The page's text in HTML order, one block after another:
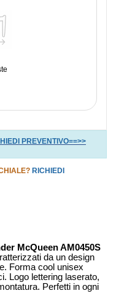
PREVENTIVO==>>
RICHIEDI
McQueen AM0450S
da un design
Forma cool unisex
Logo lettering laserato,
Perfetti in ogni